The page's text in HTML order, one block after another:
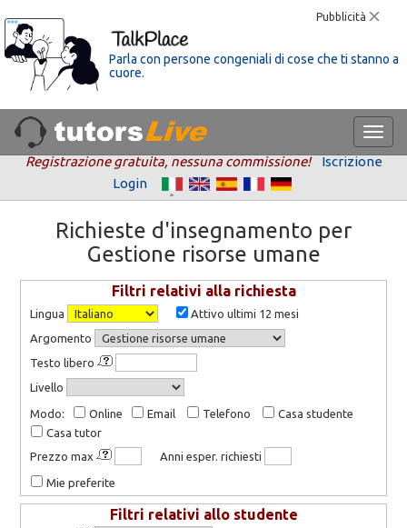
Pubblicità
Parla con persone congeniali di cose che ti stanno a
cuore.
Registrazione gratuita, nessuna commissione!
Iscrizione
Login
Richieste d'insegnamento per
Gestione risorse umane
Filtri relativi alla richiesta
Lingua
Attivo ultimi 12 mesi
Argomento
Testo libero
Livello
Modo: Online Email Telefono
Casa studente
Casa tutor
Prezzo max
Anni esper. richiesti
Mie preferite
Filtri relativi allo studente